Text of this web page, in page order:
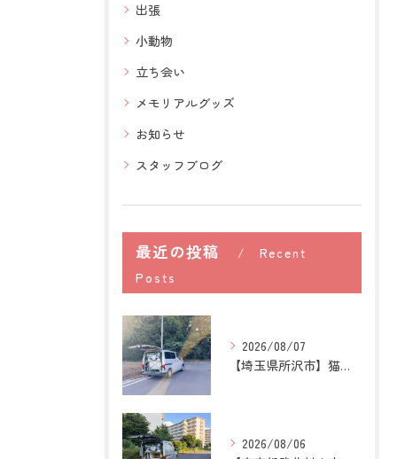
出張
小動物
立ち会い
メモリアルグッズ
お知らせ
スタッフブログ
最近の投稿
Recent
Posts
2026/08/07
【埼玉県所沢市】猫の訪問ペット火葬｜お気に入りの場所に姿がな...
2026/08/06